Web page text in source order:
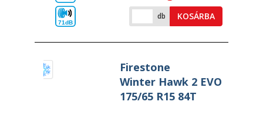
71dB
db KOSÁRBA
Firestone
Winter Hawk 2 EVO
175/65 R15 84T